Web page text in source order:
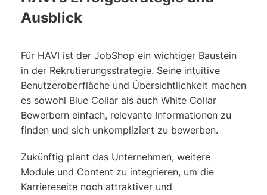
Ausblick
Für HAVI ist der JobShop ein wichtiger Baustein
in der Rekrutierungsstrategie. Seine intuitive
Benutzeroberfläche und Übersichtlichkeit machen
es sowohl Blue Collar als auch White Collar
Bewerbern einfach, relevante Informationen zu
finden und sich unkompliziert zu bewerben.
Zukünftig plant das Unternehmen, weitere
Module und Content zu integrieren, um die
Karriereseite noch attraktiver und